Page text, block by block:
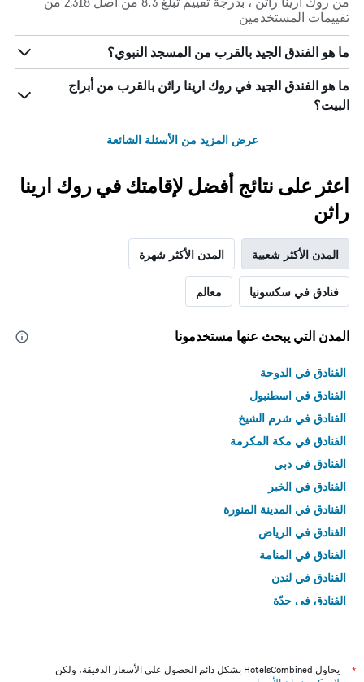
تقييمات المستخدمين
ما هو الفندق الجيد بالقرب من المسجد النبوي؟
ما هو الفندق الجيد في روك ارينا راثن بالقرب من أبراج
البيت؟
عرض المزيد من الأسئلة الشائعة
اعثر على نتائج أفضل لإقامتك في روك ارينا
راثن
المدن الأكثر شعبية المدن الأكثر شهرة
فنادق في سكسونيا معالم
المدن التي يبحث عنها مستخدمونا
الفنادق في الدوحة
الفنادق في اسطنبول
الفنادق في شرم الشيخ
الفنادق في مكة المكرمة
الفنادق في دبي
الفنادق في الخبر
الفنادق في المدينة المنورة
الفنادق في الرياض
الفنادق في المنامة
الفنادق في لندن
الفنادق في جدّة
*
يحاول HotelsCombined بشكل دائم الحصول على الأسعار الدقيقة، ولكن